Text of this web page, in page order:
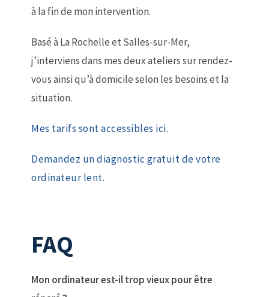
à la fin de mon intervention.
Basé à La Rochelle et Salles-sur-Mer,
j’interviens dans mes deux ateliers sur rendez-
vous ainsi qu’à domicile selon les besoins et la
situation.
Mes tarifs sont accessibles ici.
Demandez un diagnostic gratuit de votre
ordinateur lent.
FAQ
Mon ordinateur est-il trop vieux pour être